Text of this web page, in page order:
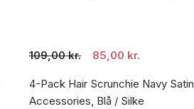
109,00 kr. 85,00 kr.
4-Pack Hair Scrunchie Navy Satin
Accessories, Blå / Silke